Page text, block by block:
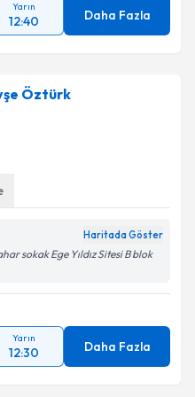
Yarın
12:40 Daha Fazla
Öztürk
Haritada Göster
sokak Ege Yıldız Sitesi B blok
Yarın
12:30 Daha Fazla